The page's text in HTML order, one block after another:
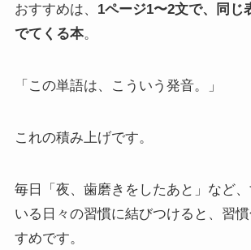
おすすめは、 1ページ1〜2文で、同じ
でてくる本。
「この単語は、こういう発音。」
これの積み上げです。
毎日「夜、歯磨きをしたあと」など
いる日々の習慣に結びつけると、習
すめです。